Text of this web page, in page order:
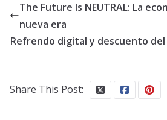
The Future Is NEUTRAL: La
nueva era
Refrendo digital y descuento
Share This Post: